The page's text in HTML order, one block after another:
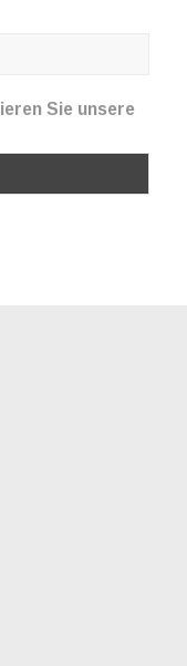
Sie unsere